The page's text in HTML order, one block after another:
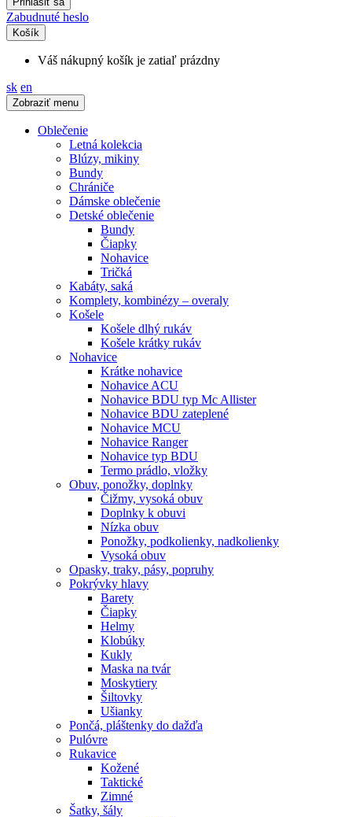
Zabudnuté heslo
Košík
Váš nákupný košík je zatiaľ prázdny
sk en
Zobraziť menu
Oblečenie
Letná kolekcia
Blúzy, mikiny
Bundy
Chrániče
Dámske oblečenie
Detské oblečenie
Bundy
Čiapky
Nohavice
Tričká
Kabáty, saká
Komplety, kombinézy – overaly
Košele
Košele dlhý rukáv
Košele krátky rukáv
Nohavice
Krátke nohavice
Nohavice ACU
Nohavice BDU typ Mc Allister
Nohavice BDU zateplené
Nohavice MCU
Nohavice Ranger
Nohavice typ BDU
Termo prádlo, vložky
Obuv, ponožky, doplnky
Čižmy, vysoká obuv
Doplnky k obuvi
Nízka obuv
Ponožky, podkolienky, nadkolienky
Vysoká obuv
Opasky, traky, pásy, popruhy
Pokrývky hlavy
Barety
Čiapky
Helmy
Klobúky
Kukly
Maska na tvár
Moskytiery
Šiltovky
Ušianky
Pončá, pláštenky do dažďa
Pulóvre
Rukavice
Kožené
Taktické
Zimné
Šatky, šály